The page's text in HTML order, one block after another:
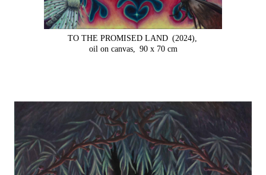
TO THE PROMISED LAND (2024),
oil on canvas, 90 x 70 cm